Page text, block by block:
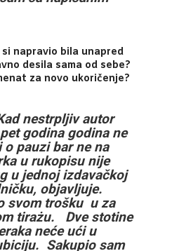
napravio bila unapred
desila sama od sebe?
za novo ukoričenje?
nestrpljiv autor
godina godina ne
pauzi bar ne na
u rukopisu nije
u jednoj izdavačkoj
objavljuje.
svom trošku u za
tirażu. Dve stotine
neće ući u
Sakupio sam